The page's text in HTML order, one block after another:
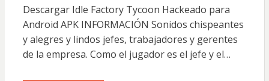
Descargar Idle Factory Tycoon Hackeado para
Android APK INFORMACIÓN Sonidos chispeantes
y alegres y lindos jefes, trabajadores y gerentes
de la empresa. Como el jugador es el jefe y el…